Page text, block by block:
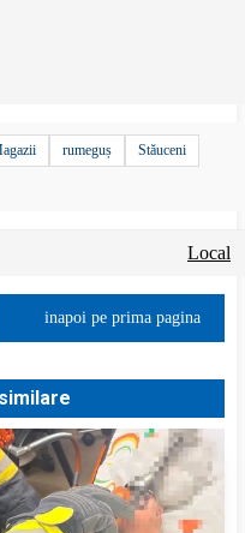
rumeguș
Stăuceni
Local
inapoi pe prima pagina